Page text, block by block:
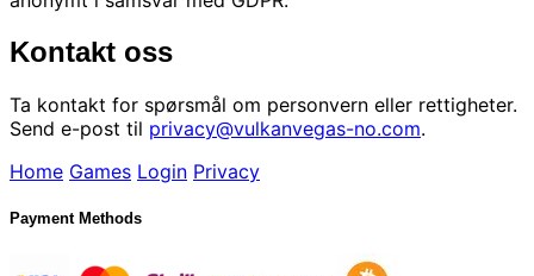
Kontakt oss
Ta kontakt for spørsmål om personvern eller rettigheter.
Send e-post til privacy@vulkanvegas-no.com.
Home Games Login Privacy
Payment Methods